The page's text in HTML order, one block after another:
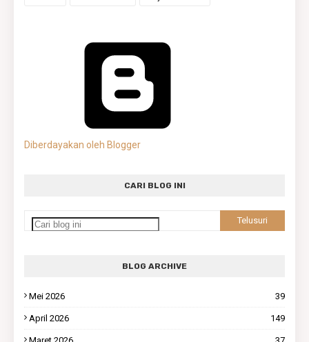
Diberdayakan oleh Blogger
CARI BLOG INI
BLOG ARCHIVE
Mei 2026 39
April 2026 149